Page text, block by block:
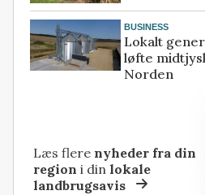
BUSINESS
Lokalt
løfte
Norden
Læs flere nyheder fra din
region i dinlokale
landbrugsavis